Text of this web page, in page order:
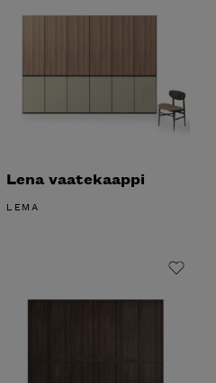
Lena vaatekaappi
LEMA